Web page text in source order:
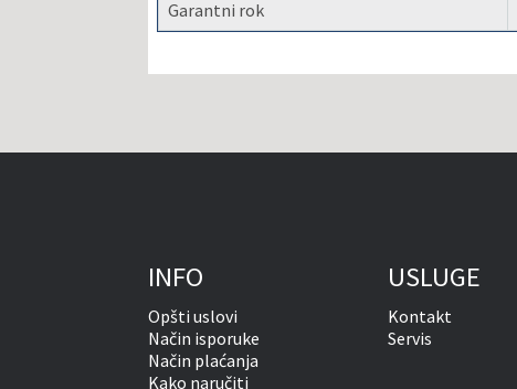
Garantni rok
INFO
Opšti uslovi
Način isporuke
Način plaćanja
Kako naručiti
USLUGE
Kontakt
Servis